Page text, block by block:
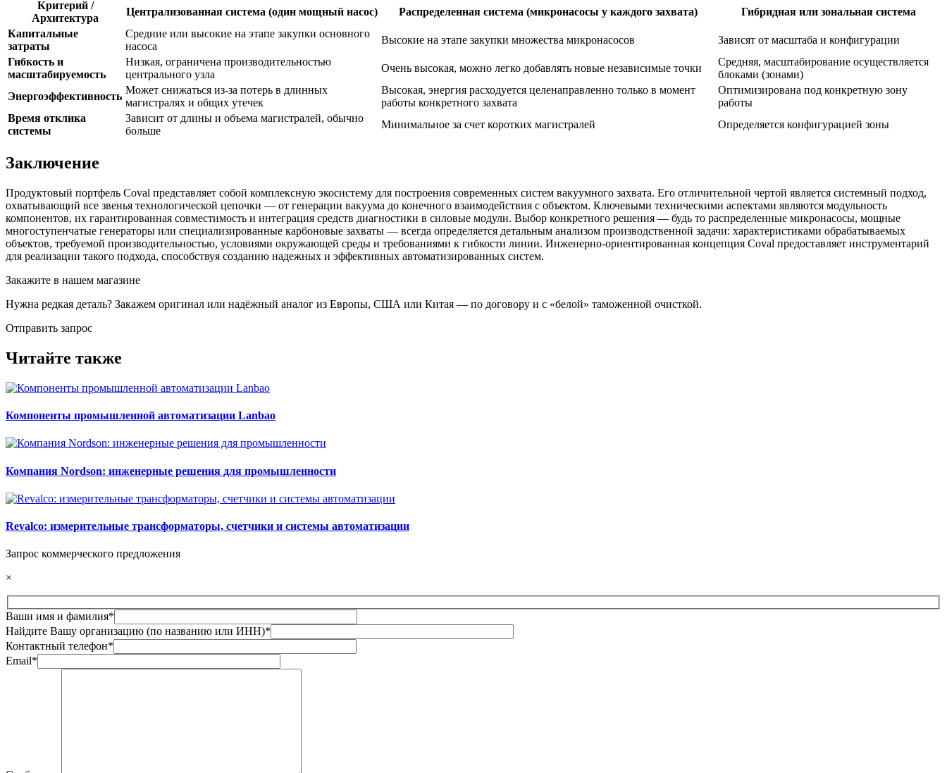
Критерий /
Архитектура
Централизованная система (один мощный насос) Распределенная система (микронасосы у каждого захвата)
Гибридная или зональная система
Капитальные
затраты
Средние или высокие на этапе закупки основного
насоса
Высокие на этапе закупки множества микронасосов
Зависят от масштаба и конфигурации
Гибкость и
масштабируемость
Низкая, ограничена производительностью
центрального узла
Очень высокая, можно легко добавлять новые независимые точки
Средняя, масштабирование осуществляется
блоками (зонами)
Энергоэффективность
Может снижаться из-за потерь в длинных
магистралях и общих утечек
Высокая, энергия расходуется целенаправленно только в момент
работы конкретного захвата
Оптимизирована под конкретную зону
работы
Время отклика
системы
Зависит от длины и объема магистралей, обычно
больше
Минимальное за счет коротких магистралей Определяется конфигурацией зоны
Заключение
Продуктовый портфель Coval представляет собой комплексную экосистему для построения современных систем вакуумного захвата. Его отличительной чертой является системный подход,
охватывающий все звенья технологической цепочки — от генерации вакуума до конечного взаимодействия с объектом. Ключевыми техническими аспектами являются модульность
компонентов, их гарантированная совместимость и интеграция средств диагностики в силовые модули. Выбор конкретного решения — будь то распределенные микронасосы, мощные
многоступенчатые генераторы или специализированные карбоновые захваты — всегда определяется детальным анализом производственной задачи: характеристиками обрабатываемых
объектов, требуемой производительностью, условиями окружающей среды и требованиями к гибкости линии. Инженерно-ориентированная концепция Coval предоставляет инструментарий
для реализации такого подхода, способствуя созданию надежных и эффективных автоматизированных систем.
Закажите в нашем магазине
Нужна редкая деталь? Закажем оригинал или надёжный аналог из Европы, США или Китая — по договору и с «белой» таможенной очисткой.
Отправить запрос
Читайте также
Компоненты промышленной автоматизации Lanbao
Компания Nordson: инженерные решения для промышленности
Revalco: измерительные трансформаторы, счетчики и системы автоматизации
Запрос коммерческого предложения
×
Ваши имя и фамилия*
Найдите Вашу организацию (по названию или ИНН)*
Контактный телефон*
Email*